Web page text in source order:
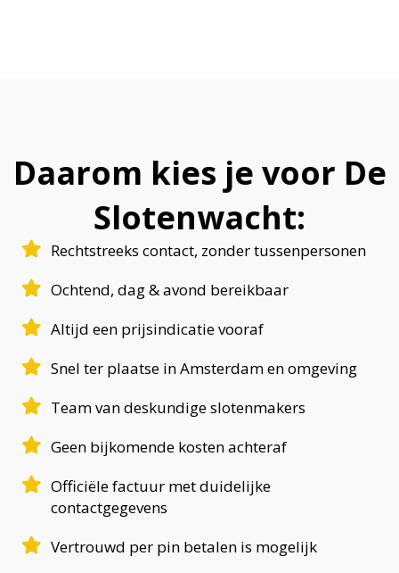
Daarom kies je voor De
Slotenwacht:
Rechtstreeks contact, zonder tussenpersonen
Ochtend, dag & avond bereikbaar
Altijd een prijsindicatie vooraf
Snel ter plaatse in Amsterdam en omgeving
Team van deskundige slotenmakers
Geen bijkomende kosten achteraf
Officiële factuur met duidelijke
contactgegevens
Vertrouwd per pin betalen is mogelijk